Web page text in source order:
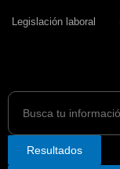
Legislación laboral
Search
Resultados